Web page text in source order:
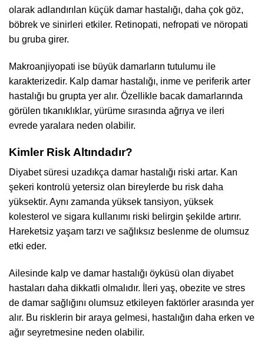
olarak adlandırılan küçük damar hastalığı, daha çok göz,
böbrek ve sinirleri etkiler. Retinopati, nefropati ve nöropati
bu gruba girer.
Makroanjiyopati ise büyük damarların tutulumu ile
karakterizedir. Kalp damar hastalığı, inme ve periferik arter
hastalığı bu grupta yer alır. Özellikle bacak damarlarında
görülen tıkanıklıklar, yürüme sırasında ağrıya ve ileri
evrede yaralara neden olabilir.
Kimler Risk Altındadır?
Diyabet süresi uzadıkça damar hastalığı riski artar. Kan
şekeri kontrolü yetersiz olan bireylerde bu risk daha
yüksektir. Aynı zamanda yüksek tansiyon, yüksek
kolesterol ve sigara kullanımı riski belirgin şekilde artırır.
Hareketsiz yaşam tarzı ve sağlıksız beslenme de olumsuz
etki eder.
Ailesinde kalp ve damar hastalığı öyküsü olan diyabet
hastaları daha dikkatli olmalıdır. İleri yaş, obezite ve stres
de damar sağlığını olumsuz etkileyen faktörler arasında yer
alır. Bu risklerin bir araya gelmesi, hastalığın daha erken ve
ağır seyretmesine neden olabilir.